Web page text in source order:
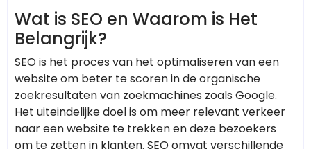
Wat is SEO en Waarom is Het
Belangrijk?
SEO is het proces van het optimaliseren van een
website om beter te scoren in de organische
zoekresultaten van zoekmachines zoals Google.
Het uiteindelijke doel is om meer relevant verkeer
naar een website te trekken en deze bezoekers
om te zetten in klanten. SEO omvat verschillende